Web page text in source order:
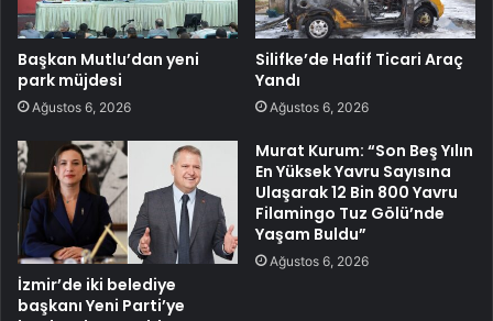
Başkan Mutlu’dan yeni
park müjdesi
Ağustos 6, 2026
Silifke’de Hafif Ticari Araç
Yandı
Ağustos 6, 2026
İzmir’de iki belediye
başkanı Yeni Parti’ye
Murat Kurum: “Son Beş Yılın
En Yüksek Yavru Sayısına
Ulaşarak 12 Bin 800 Yavru
Filamingo Tuz Gölü’nde
Yaşam Buldu”
Ağustos 6, 2026